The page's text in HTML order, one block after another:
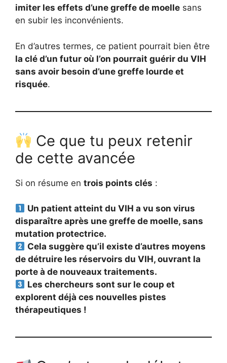
imiter les effets d’une greffe de moelle sans
en subir les inconvénients.
En d’autres termes, ce patient pourrait bien être
la clé d’un futur où l’on pourrait guérir du VIH
sans avoir besoin d’une greffe lourde et
risquée.
Ce que tu peux retenir
de cette avancée
Si on résume en trois points clés :
Un patient atteint du VIH a vu son virus
disparaître après une greffe de moelle, sans
mutation protectrice.
Cela suggère qu’il existe d’autres moyens
de détruire les réservoirs du VIH, ouvrant la
porte à de nouveaux traitements.
Les chercheurs sont sur le coup et
explorent déjà ces nouvelles pistes
thérapeutiques !